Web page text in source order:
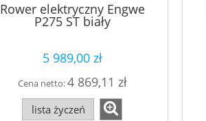
Rower elektryczny Engwe
P275 ST biały
5 989,00 zł
Cena netto:4 869,11 zł
lista życzeń